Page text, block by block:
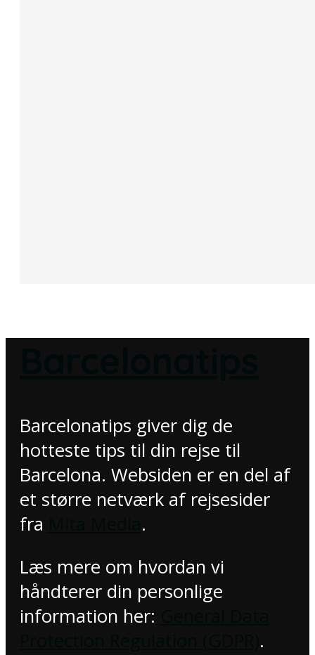
Barcelonatips giver dig de
hotteste tips til din rejse til
Barcelona. Websiden er en del af
et større netværk af rejsesider
fra
.
Læs mere om hvordan vi
håndterer din personlige
information her:
.